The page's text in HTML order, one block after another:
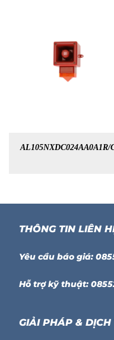
AL105NXDC024AA0A1R/
THÔNG TIN LIÊN
Yêu cầu báo giá:
Hỗ trợ kỹ thuật:
GIẢI PHÁP & DỊCH